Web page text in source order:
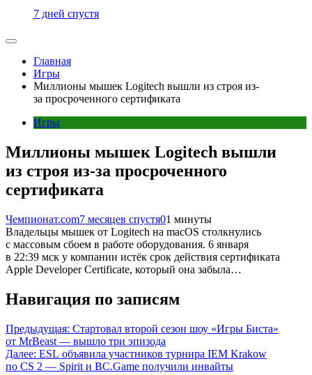
7 дней спустя
Главная
Игры
Миллионы мышек Logitech вышли из строя из-
за просроченного сертификата
Игры
Миллионы мышек Logitech вышли
из строя из-за просроченного
сертификата
Чемпионат.com7 месяцев спустя01 минуты
Владельцы мышек от Logitech на macOS столкнулись
с массовым сбоем в работе оборудования. 6 января
в 22:39 мск у компании истёк срок действия сертификата
Apple Developer Certificate, который она забыла…
Навигация по записям
Предыдущая: Стартовал второй сезон шоу «Игры Биста»
от MrBeast — вышло три эпизода
Далее: ESL объявила участников турнира IEM Krakow
по CS 2 — Spirit и BC.Game получили инвайты